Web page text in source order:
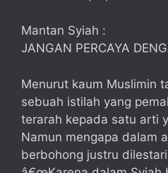
Mantan Syiah :
JANGAN PERCAYA
Menurut kaum Muslimin
sebuah istilah yang
terarah kepada satu arti
Namun mengapa dalam
berbohong justru